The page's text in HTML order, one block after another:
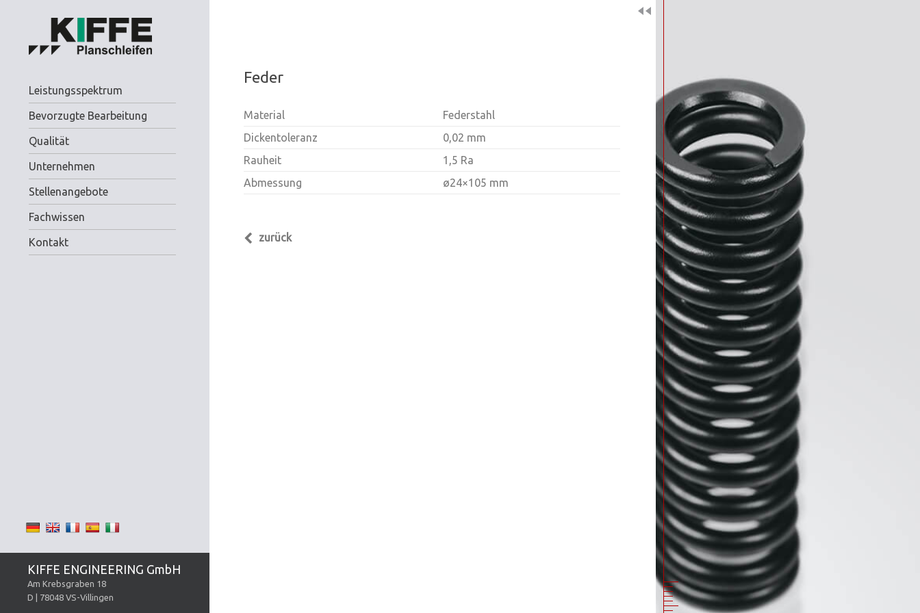
Leistungsspektrum
Bevorzugte Bearbeitung
Qualität
Unternehmen
Stellenangebote
Fachwissen
Kontakt
KIFFE ENGINEERING GmbH
Am Krebsgraben 18
D | 78048 VS-Villingen
Feder
Material
Federstahl
Dickentoleranz
0,02 mm
Rauheit
1,5 Ra
Abmessung
ø24×105 mm
zurück